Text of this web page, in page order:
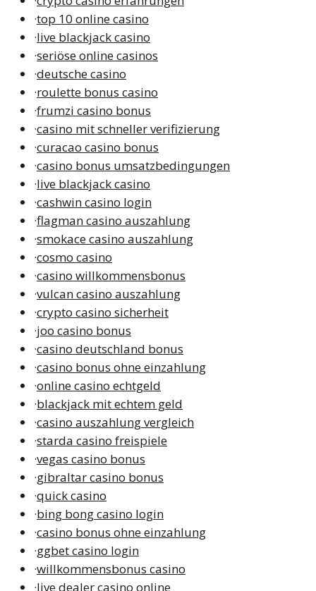
·top 10 online casino
·live blackjack casino
·seriöse online casinos
·deutsche casino
·roulette bonus casino
·frumzi casino bonus
·casino mit schneller verifizierung
·curacao casino bonus
·casino bonus umsatzbedingungen
·live blackjack casino
·cashwin casino login
·flagman casino auszahlung
·smokace casino auszahlung
·cosmo casino
·casino willkommensbonus
·vulcan casino auszahlung
·crypto casino sicherheit
·joo casino bonus
·casino deutschland bonus
·casino bonus ohne einzahlung
·online casino echtgeld
·blackjack mit echtem geld
·casino auszahlung vergleich
·starda casino freispiele
·vegas casino bonus
·gibraltar casino bonus
·quick casino
·bing bong casino login
·casino bonus ohne einzahlung
·ggbet casino login
·willkommensbonus casino
·live dealer casino online